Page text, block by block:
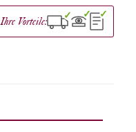
Ihre Vorteile: ✓ ✓ ✓